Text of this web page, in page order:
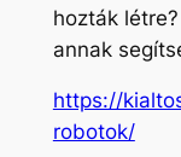
LINK
hozták
annak
https://
robotok/